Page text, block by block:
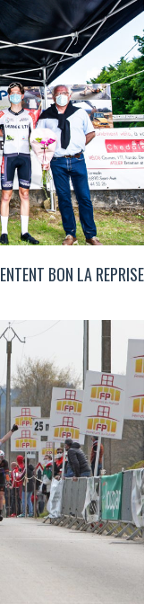
BON LA REPRISE